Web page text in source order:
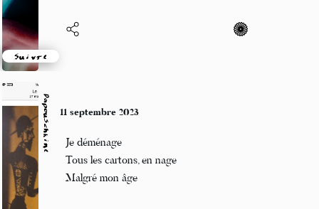
Suivre
Jean-Luc 9 septembre 2023
Se désadhérer
Reconnaître l’indistinct
Et gagner des points